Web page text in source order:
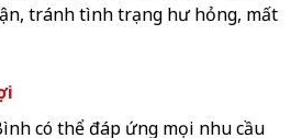
tránh tình trạng hư hỏng, mất
có thể đáp ứng mọi nhu cầu